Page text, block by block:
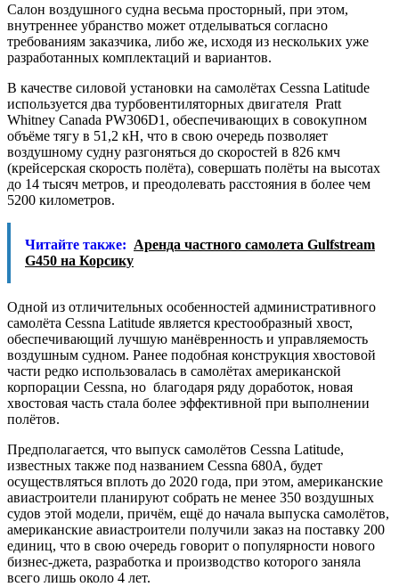
Салон воздушного судна весьма просторный, при этом,
внутреннее убранство может отделываться согласно
требованиям заказчика, либо же, исходя из нескольких уже
разработанных комплектаций и вариантов.
В качестве силовой установки на самолётах Cessna Latitude
используется два турбовентиляторных двигателя Pratt
Whitney Canada PW306D1, обеспечивающих в совокупном
объёме тягу в 51,2 кН, что в свою очередь позволяет
воздушному судну разгоняться до скоростей в 826 кмч
(крейсерская скорость полёта), совершать полёты на высотах
до 14 тысяч метров, и преодолевать расстояния в более чем
5200 километров.
Читайте также: Аренда частного самолета Gulfstream
G450 на Корсику
Одной из отличительных особенностей административного
самолёта Cessna Latitude является крестообразный хвост,
обеспечивающий лучшую манёвренность и управляемость
воздушным судном. Ранее подобная конструкция хвостовой
части редко использовалась в самолётах американской
корпорации Cessna, но благодаря ряду доработок, новая
хвостовая часть стала более эффективной при выполнении
полётов.
Предполагается, что выпуск самолётов Cessna Latitude,
известных также под названием Cessna 680A, будет
осуществляться вплоть до 2020 года, при этом, американские
авиастроители планируют собрать не менее 350 воздушных
судов этой модели, причём, ещё до начала выпуска самолётов,
американские авиастроители получили заказ на поставку 200
единиц, что в свою очередь говорит о популярности нового
бизнес-джета, разработка и производство которого заняла
всего лишь около 4 лет.